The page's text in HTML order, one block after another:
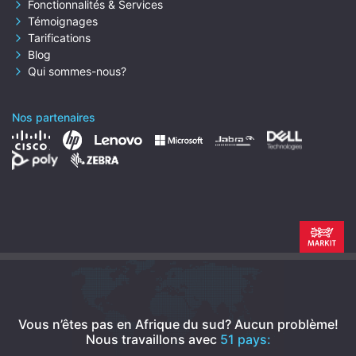
Fonctionnalités & Services
Témoignages
Tarifications
Blog
Qui sommes-nous?
Nos partenaires
Vous n’êtes pas en Afrique du sud? Aucun problème!
Nous travaillons avec 51 pays: